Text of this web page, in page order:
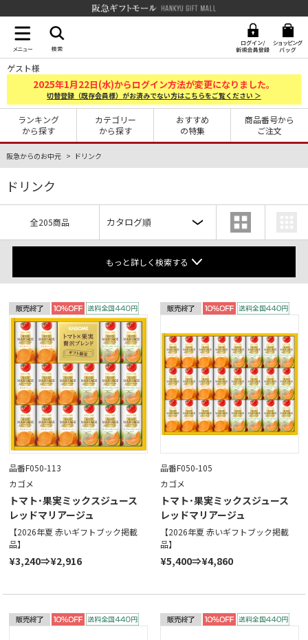
ゲスト様
2025年1月22日(水)からログイン方法が変更になりました。
切替登録（既存会員様）がお済みでない方はこちらをご覧ください ＞
ランキング
から探す
カテゴリー
から探す
おすすめ
の特集
商品番号から
ご注文
阪急からのお中元 ドリンク
ドリンク
全205商品
もっと詳しく検索する
品番F050-113
カゴメ
トマト･果実ミックスジュース
レッドマリアージュ
【2026年夏 赤いギフトブック掲載
品】
¥3,240⇒¥2,916
品番F050-105
カゴメ
トマト･果実ミックスジュース
レッドマリアージュ
【2026年夏 赤いギフトブック掲載
品】
¥5,400⇒¥4,860